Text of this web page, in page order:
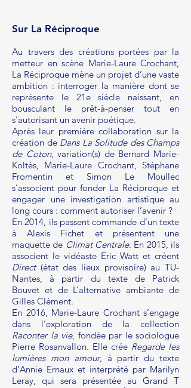
Sur La Réciproque
Au travers des créations portées par la
metteur en scène Marie-Laure Crochant,
La Réciproque mène un projet d’une vaste
ambition : interroger la manière dont se
représente le 21e siècle naissant, en
bousculant le prêt-à-penser tout en
s’autorisant un avenir poétique.
Après leur première collaboration sur la
création de Dans La Solitude des Champs
de Coton, variation(s) de Bernard Marie-
Koltès, Marie-Laure Crochant, Stéphane
Fromentin et Simon Le Moullec
s’associent pour fonder La Réciproque et
engager une investigation artistique au
long cours : comment autoriser l’avenir ?
En 2014, ils passent commande d’un texte
à Alexis Fichet et présentent une
maquette de Climat Centrale. En 2015, ils
associent le vidéaste Eric Watt et créent
Direct(état des lieux provisoire) au TU-
Nantes, à partir du texte de Patrick
Bouvet et de L’alternative ambiante de
Gilles Clément.
En 2016, Marie-Laure Crochant s’engage
dans l’exploration de la collection
Raconter la vie, fondée par le sociologue
Pierre Rosanvallon. Elle crée Regarde les
lumières mon amour, à partir du texte
d’Annie Ernaux et interprété par Marilyn
Leray, qui sera présentée au Grand T